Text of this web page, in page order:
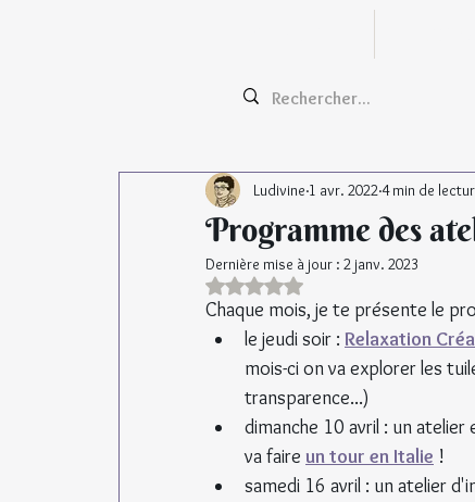
Programme des
Ludivine 1 avr. 2022 4 min de
Dernière mise à jour : 2 janv. 2023
Noté NaN étoiles sur 5.
Chaque mois, je te présente le
le jeudi soir : Relaxation
mois-ci on va explorer les
transparence...)
dimanche 10 avril : un
va faire un tour en Italie !
samedi 16 avril : un atelier